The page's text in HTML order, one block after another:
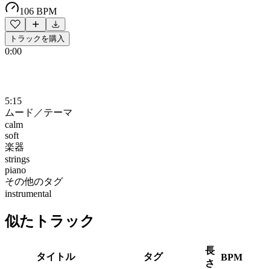
106 BPM
トラックを購入
0:00
5:15
ムード／テーマ
calm
soft
楽器
strings
piano
その他のタグ
instrumental
似たトラック
タイトル タグ
長
さ
BPM